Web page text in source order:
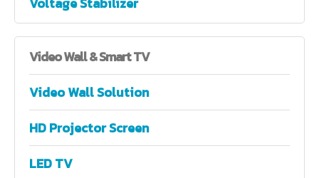
VideoWall & Smart TV
Video Wall Solution
HD Projector Screen
LED TV